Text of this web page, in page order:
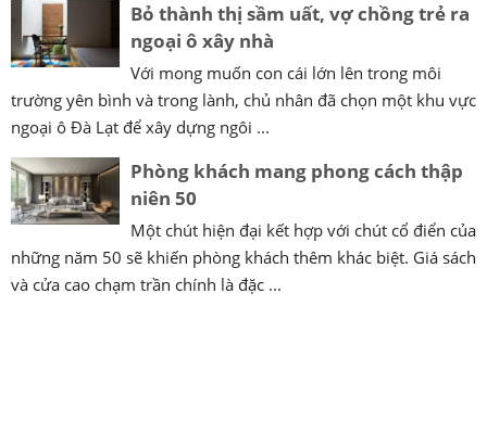
Bỏ thành thị sầm uất, vợ chồng trẻ ra
ngoại ô xây nhà
Với mong muốn con cái lớn lên trong môi
trường yên bình và trong lành, chủ nhân đã chọn một khu vực
ngoại ô Đà Lạt để xây dựng ngôi ...
Phòng khách mang phong cách thập
niên 50
Một chút hiện đại kết hợp với chút cổ điển của
những năm 50 sẽ khiến phòng khách thêm khác biệt. Giá sách
và cửa cao chạm trần chính là đặc ...